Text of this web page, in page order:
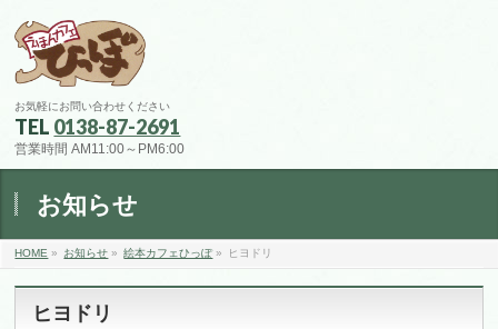
お気軽にお問い合わせください
TEL 0138-87-2691
営業時間 AM11:00～PM6:00
お知らせ
HOME » お知らせ » 絵本カフェひっぽ» ヒヨドリ
ヒヨドリ